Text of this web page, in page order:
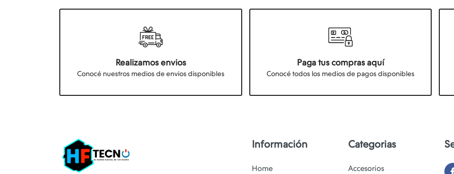
Realizamos envios
Conocé nuestros medios de envios disponibles
Paga tus compras aquí
Conocé todos los medios de pagos disponibles
Información
Home
Categorias
Accesorios